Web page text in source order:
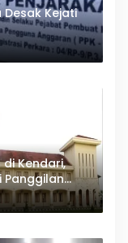
Desak Kejati
Kendari,
Panggilan